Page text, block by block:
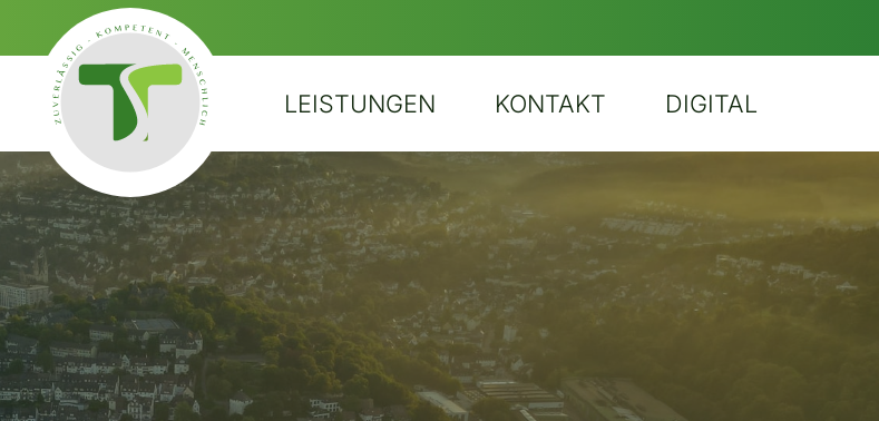
STARTSEITE
LEISTUNGEN KONTAKT DIGITAL